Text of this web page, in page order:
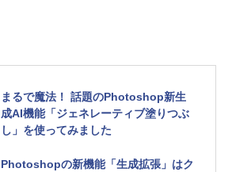
まるで魔法！ 話題のPhotoshop新生
成AI機能「ジェネレーティブ塗りつぶ
し」を使ってみました
Photoshopの新機能「生成拡張」はク